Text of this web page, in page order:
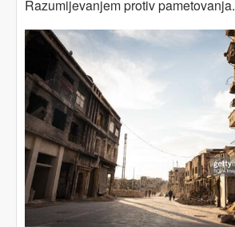
Razumijevanjem protiv pametovanja.